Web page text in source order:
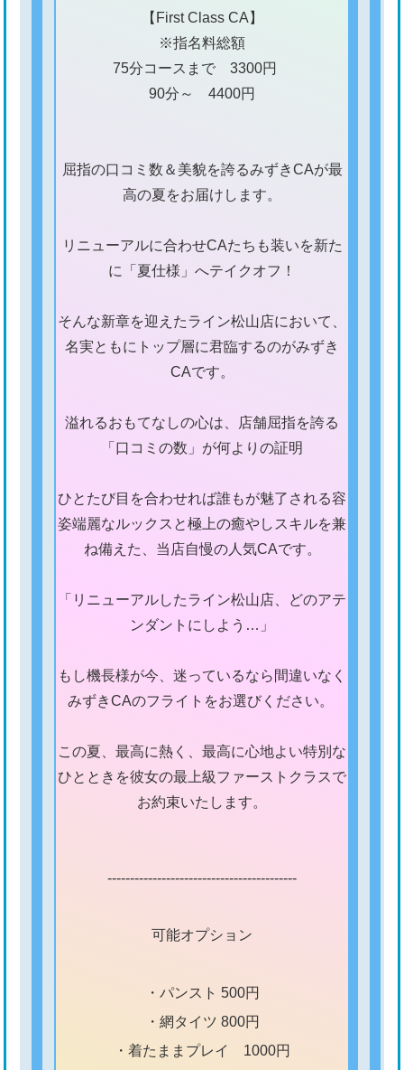
【First Class CA】
※指名料総額
75分コースまで 3300円
90分～ 4400円
屈指の口コミ数＆美貌を誇るみずきCAが最
高の夏をお届けします。
リニューアルに合わせCAたちも装いを新た
に「夏仕様」へテイクオフ！
そんな新章を迎えたライン松山店において、
名実ともにトップ層に君臨するのがみずき
CAです。
​溢れるおもてなしの心は、店舗屈指を誇る
「口コミの数」が何よりの証明
ひとたび目を合わせれば誰もが魅了される容
姿端麗なルックスと極上の癒やしスキルを兼
ね備えた、当店自慢の人気CAです。
「リニューアルしたライン松山店、どのアテ
ンダントにしよう…」
もし機長様が今、迷っているなら間違いなく
みずきCAのフライトをお選びください。
​この夏、最高に熱く、最高に心地よい特別な
ひとときを彼女の最上級ファーストクラスで
お約束いたします。
------------------------------------------
可能オプション
・パンスト 500円
・網タイツ 800円
・着たままプレイ 1000円